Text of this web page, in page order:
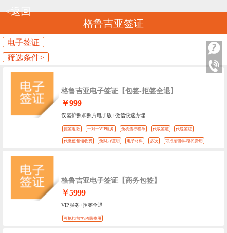
格鲁吉亚签证
<返回
电子签证
筛选条件>
格鲁吉亚电子签证【包签-拒签全退】
￥999
仅需护照和照片电子版+微信快速办理
拒签退款 一对一VIP服务 免机酒行程单 代取签证 代送签证
代缴使领馆收费 免财力证明 电子材料 多次 可抵扣留学/移民费用
格鲁吉亚电子签证【商务包签】
￥5999
VIP服务+拒签全退
可抵扣留学/移民费用